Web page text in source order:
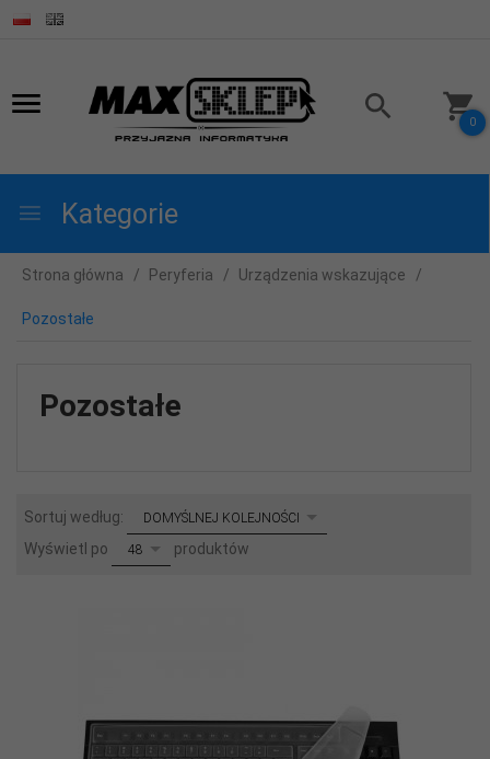
0
Kategorie
Strona główna Peryferia Urządzenia wskazujące
Pozostałe
Pozostałe
Sortuj według: sortDOMYŚLNEJ KOLEJNOŚCI
Wyświetl po pop48 produktów